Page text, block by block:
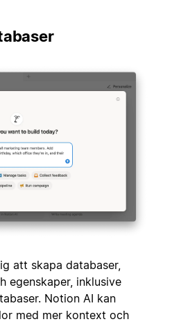
att skapa databaser,
egenskaper, inklusive
Notion AI kan
med mer kontext och